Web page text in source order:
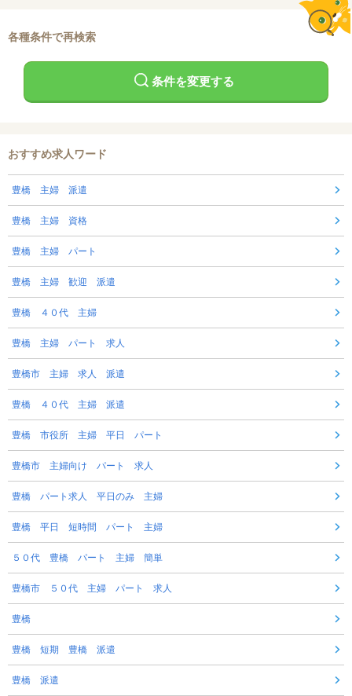
各種条件で再検索
条件を変更する
おすすめ求人ワード
豊橋 主婦 派遣
豊橋 主婦 資格
豊橋 主婦 パート
豊橋 主婦 歓迎 派遣
豊橋 ４０代 主婦
豊橋 主婦 パート 求人
豊橋市 主婦 求人 派遣
豊橋 ４０代 主婦 派遣
豊橋 市役所 主婦 平日 パート
豊橋市 主婦向け パート 求人
豊橋 パート求人 平日のみ 主婦
豊橋 平日 短時間 パート 主婦
５０代 豊橋 パート 主婦 簡単
豊橋市 ５０代 主婦 パート 求人
豊橋
豊橋 短期 豊橋 派遣
豊橋 派遣